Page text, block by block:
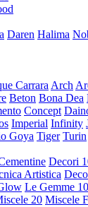
Daren Halima
Carrara Arch
Beton Bona Dea
Concept
Imperial Infinity
Goya Tiger Turin
Decori
Artistica
Le Gemme 10
20 Miscele